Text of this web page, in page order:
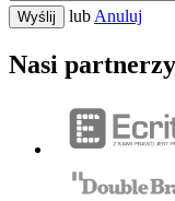
Wyślij lub Anuluj
Nasi partnerzy